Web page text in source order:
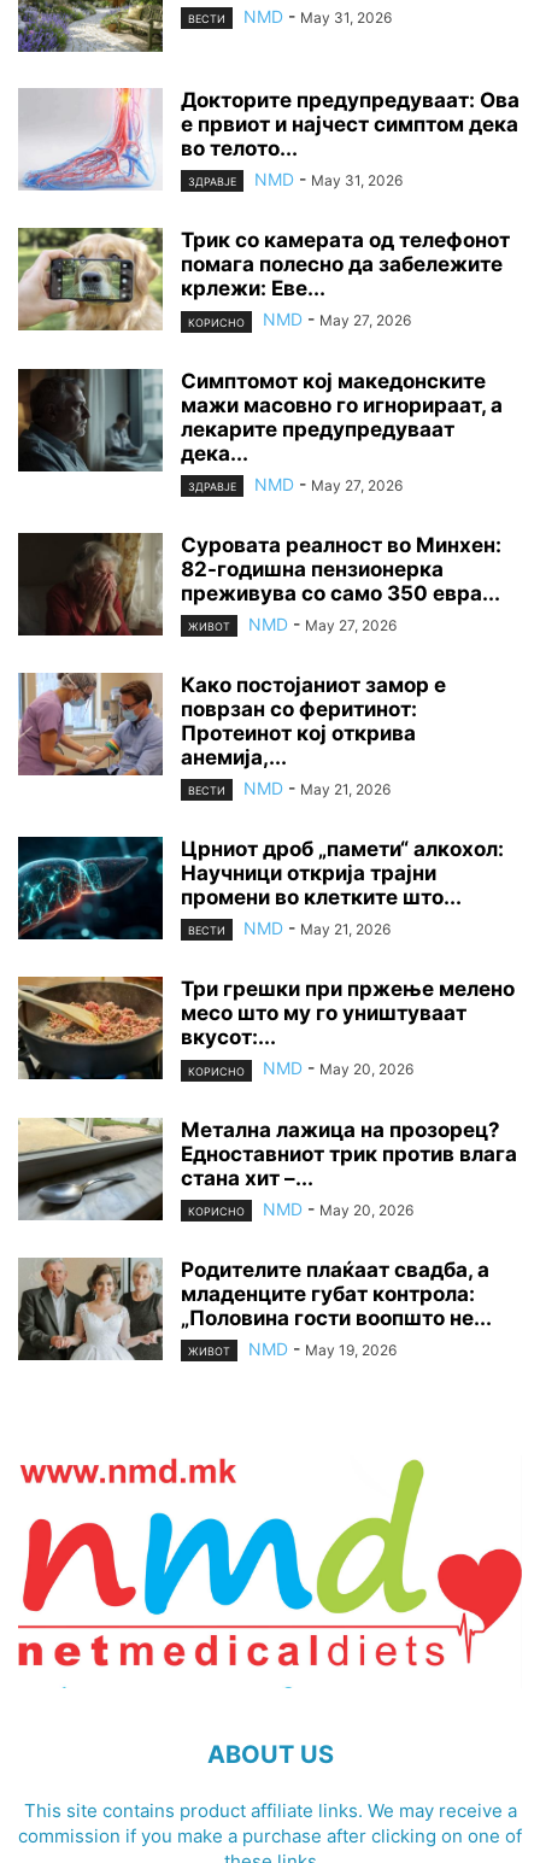
ВЕСТИ NMD - May 31, 2026
Докторите предупредуваат: Ова
е првиот и најчест симптом дека
во телото...
ЗДРАВЈЕ NMD - May 31, 2026
Трик со камерата од телефонот
помага полесно да забележите
крлежи: Еве...
КОРИСНО NMD - May 27, 2026
Симптомот кој македонските
мажи масовно го игнорираат, а
лекарите предупредуваат
дека...
ЗДРАВЈЕ NMD - May 27, 2026
Суровата реалност во Минхен:
82-годишна пензионерка
преживува со само 350 евра...
ЖИВОТ NMD - May 27, 2026
Како постојаниот замор е
поврзан со феритинот:
Протеинот кој открива
анемија,...
ВЕСТИ NMD - May 21, 2026
Црниот дроб „памети“ алкохол:
Научници открија трајни
промени во клетките што...
ВЕСТИ NMD - May 21, 2026
Три грешки при пржење мелено
месо што му го уништуваат
вкусот:...
КОРИСНО NMD - May 20, 2026
Метална лажица на прозорец?
Едноставниот трик против влага
стана хит –...
КОРИСНО NMD - May 20, 2026
Родителите плаќаат свадба, а
младенците губат контрола:
„Половина гости воопшто не...
ЖИВОТ NMD - May 19, 2026
ABOUT US
This site contains product affiliate links. We may receive a
commission if you make a purchase after clicking on one of